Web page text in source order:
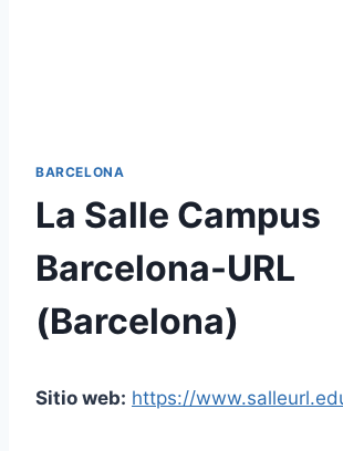
BARCELONA
La Salle Campus
Barcelona-URL
(Barcelona)
Sitio web: https://